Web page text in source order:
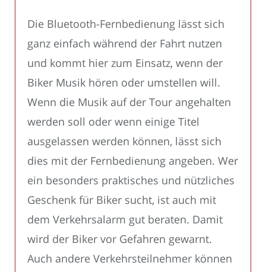
Die Bluetooth-Fernbedienung lässt sich
ganz einfach während der Fahrt nutzen
und kommt hier zum Einsatz, wenn der
Biker Musik hören oder umstellen will.
Wenn die Musik auf der Tour angehalten
werden soll oder wenn einige Titel
ausgelassen werden können, lässt sich
dies mit der Fernbedienung angeben. Wer
ein besonders praktisches und nützliches
Geschenk für Biker sucht, ist auch mit
dem Verkehrsalarm gut beraten. Damit
wird der Biker vor Gefahren gewarnt.
Auch andere Verkehrsteilnehmer können